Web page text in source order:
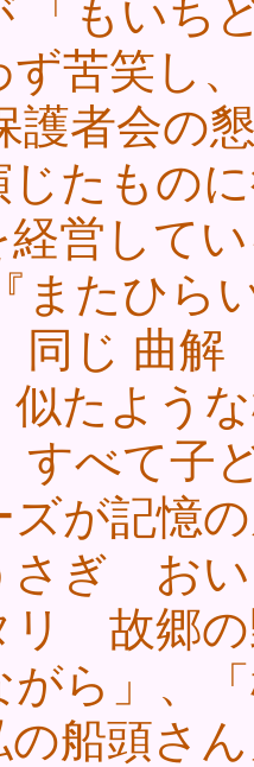
ず苦笑し
じたもの
経営して
似たよう
ズが記憶
さぎ お
故郷の
がら」、
の船頭さ